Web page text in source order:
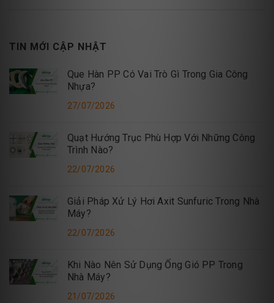
TIN MỚI CẬP NHẬT
Que Hàn PP Có Vai Trò Gì Trong Gia Công
Nhựa?
27/07/2026
Quạt Hướng Trục Phù Hợp Với Những Công
Trình Nào?
22/07/2026
Giải Pháp Xử Lý Hơi Axit Sunfuric Trong Nhà
Máy?
22/07/2026
Khi Nào Nên Sử Dụng Ống Gió PP Trong
Nhà Máy?
21/07/2026